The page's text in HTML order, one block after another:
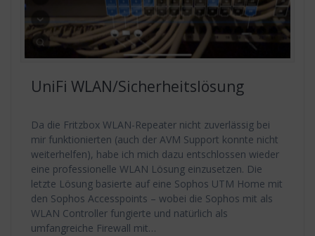
UniFi WLAN/Sicherheitslösung
Da die Fritzbox WLAN-Repeater nicht zuverlässig bei
mir funktionierten (auch der AVM Support konnte nicht
weiterhelfen), habe ich mich dazu entschlossen wieder
eine professionelle WLAN Lösung einzusetzen. Die
letzte Lösung basierte auf eine Sophos UTM Home mit
den Sophos Accesspoints – wobei die Sophos mit als
WLAN Controller fungierte und natürlich als
umfangreiche Firewall mit…